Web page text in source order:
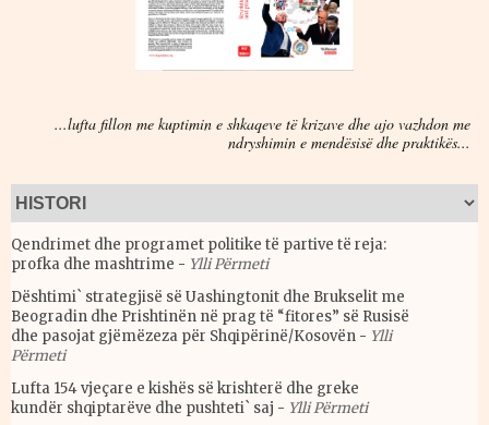
...lufta fillon me kuptimin e shkaqeve të krizave dhe ajo vazhdon me
ndryshimin e mendësisë dhe praktikës...
Qendrimet dhe programet politike të partive të reja:
profka dhe mashtrime - Ylli Përmeti
Dështimi` strategjisë së Uashingtonit dhe Brukselit me
Beogradin dhe Prishtinën në prag të “fitores” së Rusisë
dhe pasojat gjëmëzeza për Shqipërinë/Kosovën - Ylli
Përmeti
Lufta 154 vjeçare e kishës së krishterë dhe greke
kundër shqiptarëve dhe pushteti` saj - Ylli Përmeti